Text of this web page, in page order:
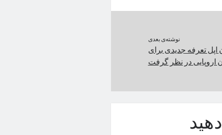
نوشته‌ی بعدی
تعرفه جدیدی برای
اروپایی در نظر گرفت